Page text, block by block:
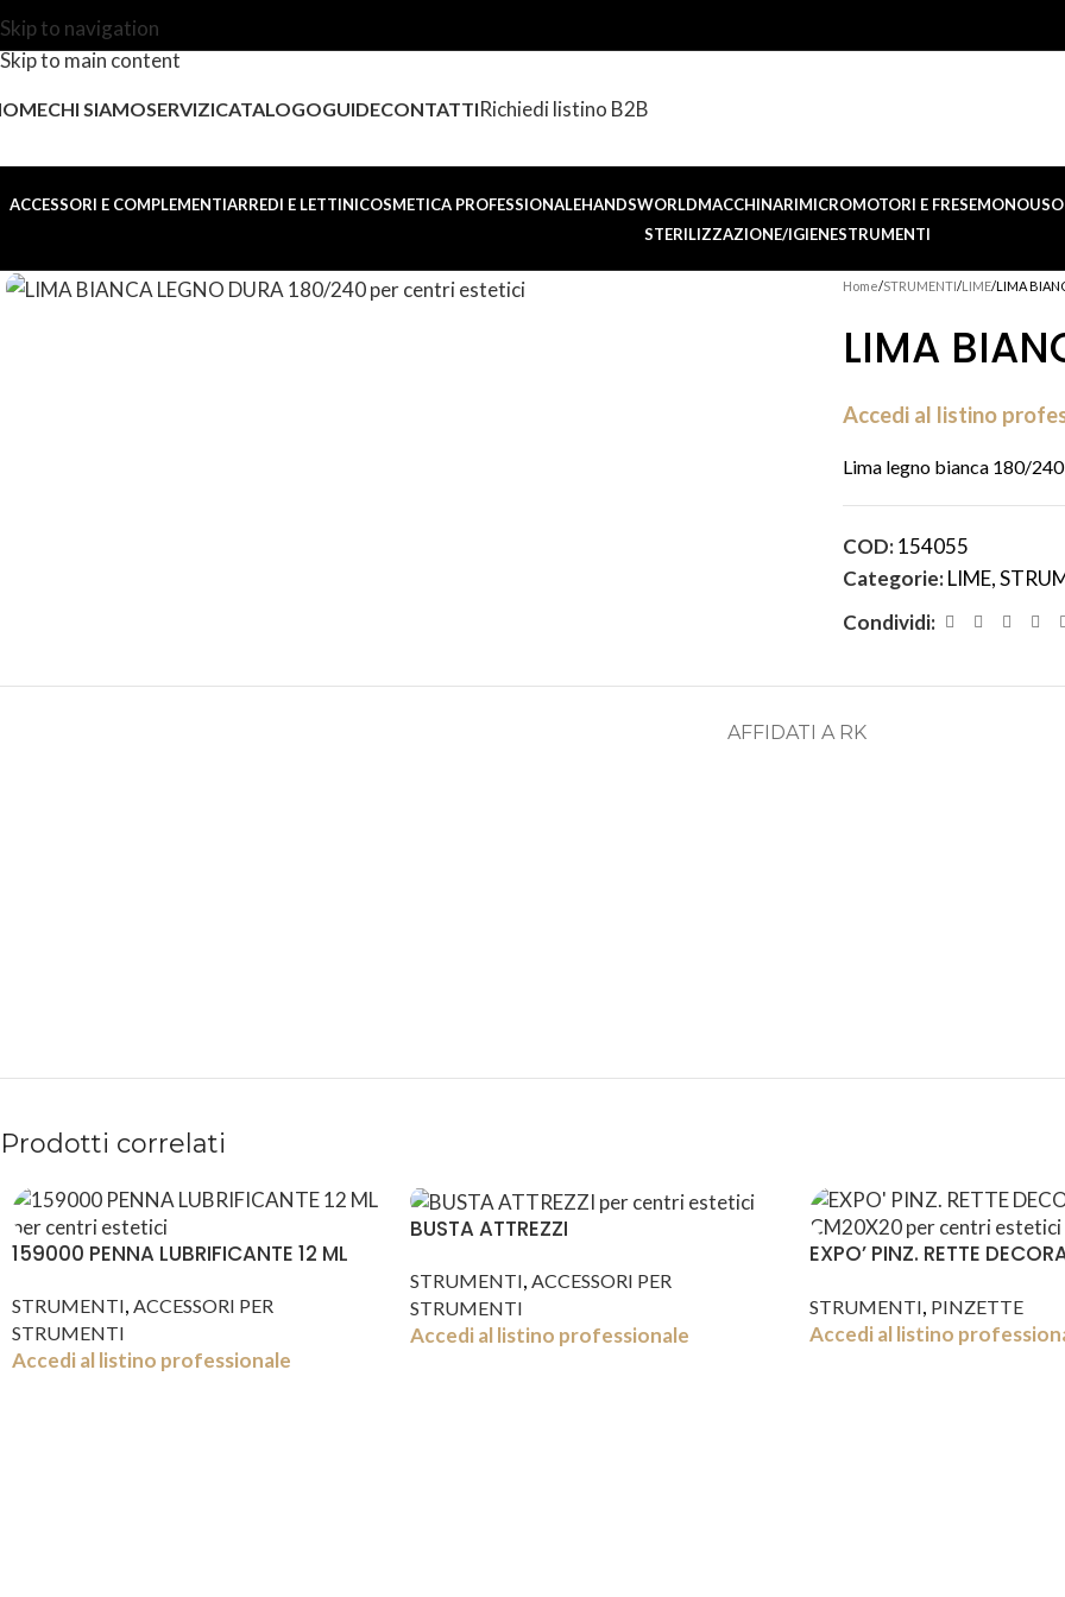
Skip to navigation
Skip to main content
CHI SIAMOSERVIZICATALOGOGUIDECONTATTIRichiedi listino B2B
ACCESSORI E COMPLEMENTIARREDI E LETTINICOSMETICA PROFESSIONALEHANDSWORLDMACCHINARIMICROMOTORI E FRESEMONOUSO
STERILIZZAZIONE/IGIENESTRUMENTI
Home STRUMENTI LIME LIMA
LIMA
Accedi al listino
Lima legno bianca 180/240
COD:154055
Categorie: LIME,
Condividi:
AFFIDATI A RK
Prodotti correlati
159000 PENNA LUBRIFICANTE 12 ML
STRUMENTI, ACCESSORI PER
STRUMENTI
Accedi al listino professionale
BUSTA ATTREZZI
STRUMENTI, ACCESSORI PER
STRUMENTI
Accedi al listino professionale
EXPO’ PINZ. RETTE
STRUMENTI, PINZETTE
Accedi al listino